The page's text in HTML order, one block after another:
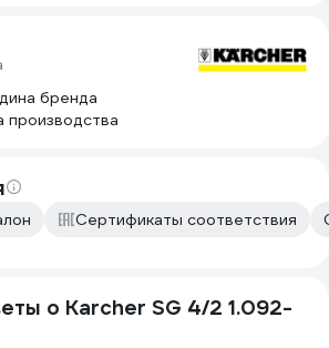
качественной
бренда
производства
Сертификаты соответствия
о Karcher SG 4/2 1.092-